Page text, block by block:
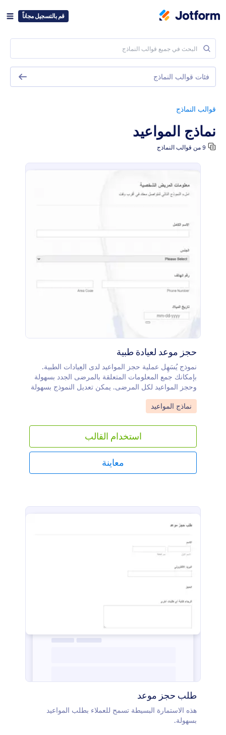
قم بالتسجيل مجاناً
قوالب النماذج
نماذج المواعيد
9 من قوالب النماذج
حجز موعد لعيادة طبية
نموذج يُسَهِل عملية حجز المواعيد لدى العِيادات الطبية.
بإمكانك جمع المعلومات المتعلقة بالمرضى الجدد بسهولة
وحجز المواعيد لكل المرضى. يمكن تعديل النموذج بسهولة
ليتناسب مع متطلبات العيادة الخاصة بك.
Go to Category:
نماذج المواعيد
استخدام القالب
معاينة
طلب حجز موعد
هذه الاستمارة البسيطة تسمح للعملاء بطلب المواعيد
بسهولة.
فئات قوالب النماذج